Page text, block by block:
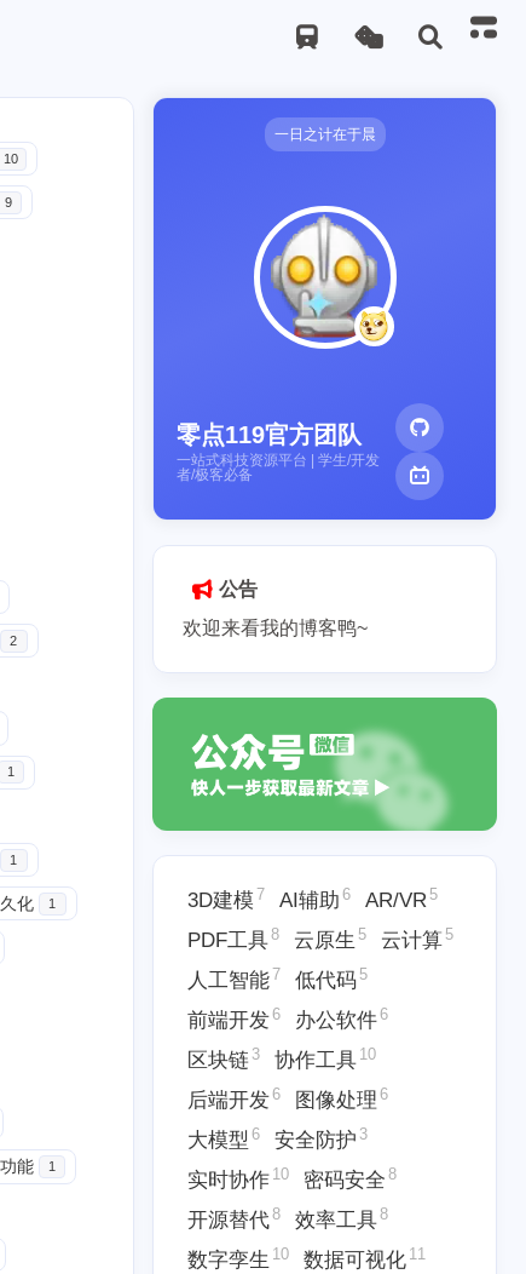
人工智能7
10
9
2
1
1
化 1
能 1
一日之计在于晨
零点119官方团队
一站式科技资源平台 | 学生/开发
者/极客必备
公告
欢迎来看我的博客鸭~
3D建模 7 AI辅助 6 AR/VR 5
PDF工具8 云原生 5 云计算 5
人工智能7 低代码 5
前端开发6 办公软件6
区块链 3 协作工具 10
后端开发6 图像处理 6
大模型 6 安全防护 3
实时协作 10 密码安全 8
开源替代8 效率工具8
数字孪生 10 数据可视化 11